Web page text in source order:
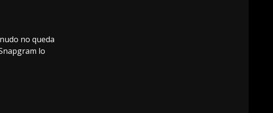
no queda
lo